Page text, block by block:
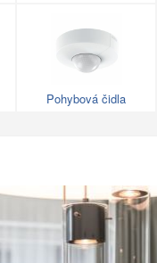
Pohybová čidla